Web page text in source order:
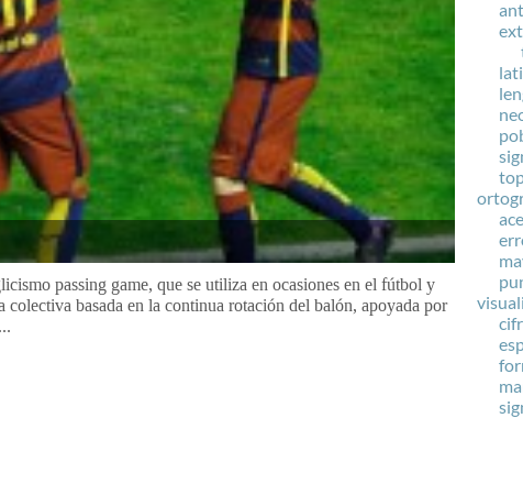
passing game, que se utiliza en ocasiones en el fútbol y
colectiva basada en la continua rotación del balón, apoyada por